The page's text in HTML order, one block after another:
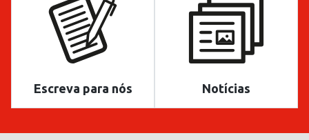
Escreva para nós Notícias